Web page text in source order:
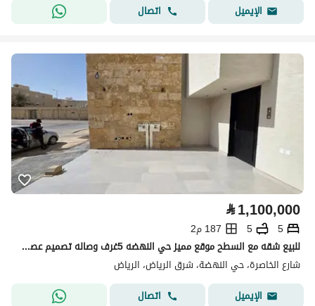
الإيميل
اتصال
⃁1,100,000
5
5
187 م2
للبيع شقه مع السطح موقع مميز حي النهضه 5غرف وصاله تصميم عصري
شارع الخاصرة، حي النهضة، شرق الرياض، الرياض
الإيميل
اتصال